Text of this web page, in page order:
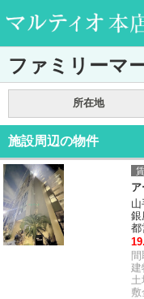
ファミリーマ
所在地
施設周辺の物件
銀
都
間
建
土